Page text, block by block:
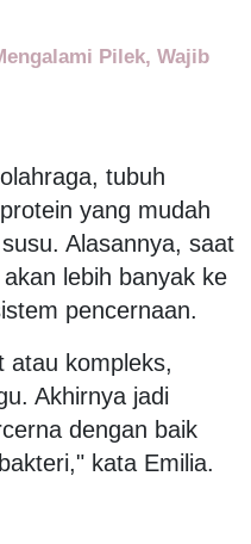
Pilek, Wajib
tubuh
yang mudah
Alasannya, saat
lebih banyak ke
pencernaan.
atau kompleks,
Akhirnya jadi
dengan baik
kata Emilia.